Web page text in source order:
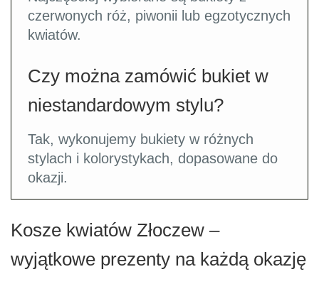
czerwonych róż, piwonii lub egzotycznych
kwiatów.
Czy można zamówić bukiet w
niestandardowym stylu?
Tak, wykonujemy bukiety w różnych
stylach i kolorystykach, dopasowane do
okazji.
Kosze kwiatów Złoczew –
wyjątkowe prezenty na każdą okazję